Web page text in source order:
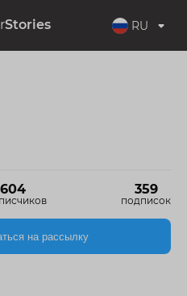
Stories RU
604 359
подписок
на рассылку